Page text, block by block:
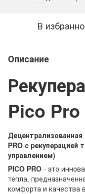
В
Описание
Pico Pro
Децентрализованная
PRO с рекуперацией
управлением)
PICO PRO - это
тепла,
комфорта и качества